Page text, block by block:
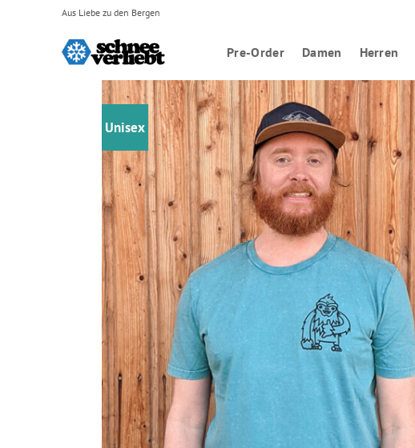
Aus Liebe zu den Bergen
Pre-Order Damen Herren
Unisex